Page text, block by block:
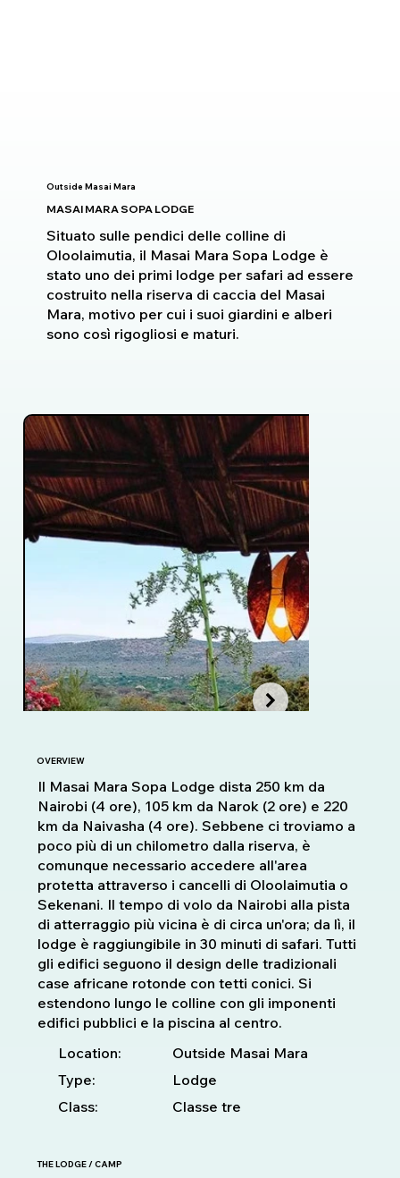
Outside Masai Mara
MASAI MARA SOPA LODGE
Situato sulle pendici delle colline di
Oloolaimutia, il Masai Mara Sopa Lodge è
stato uno dei primi lodge per safari ad essere
costruito nella riserva di caccia del Masai
Mara, motivo per cui i suoi giardini e alberi
sono così rigogliosi e maturi.
OVERVIEW
Il Masai Mara Sopa Lodge dista 250 km da
Nairobi (4 ore), 105 km da Narok (2 ore) e 220
km da Naivasha (4 ore). Sebbene ci troviamo a
poco più di un chilometro dalla riserva, è
comunque necessario accedere all'area
protetta attraverso i cancelli di Oloolaimutia o
Sekenani. Il tempo di volo da Nairobi alla pista
di atterraggio più vicina è di circa un'ora; da lì, il
lodge è raggiungibile in 30 minuti di safari. Tutti
gli edifici seguono il design delle tradizionali
case africane rotonde con tetti conici. Si
estendono lungo le colline con gli imponenti
edifici pubblici e la piscina al centro.
Location:
Outside Masai Mara
Type:
Lodge
Class:
Classe tre
THE LODGE / CAMP